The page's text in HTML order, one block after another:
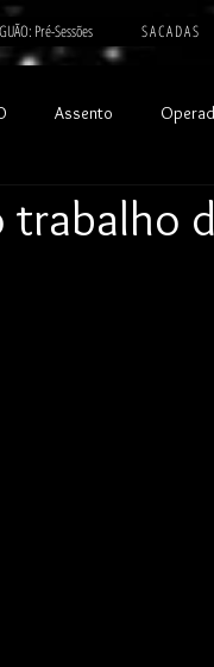
Pré-Sessões S A C A D A S
Assento
trabalho